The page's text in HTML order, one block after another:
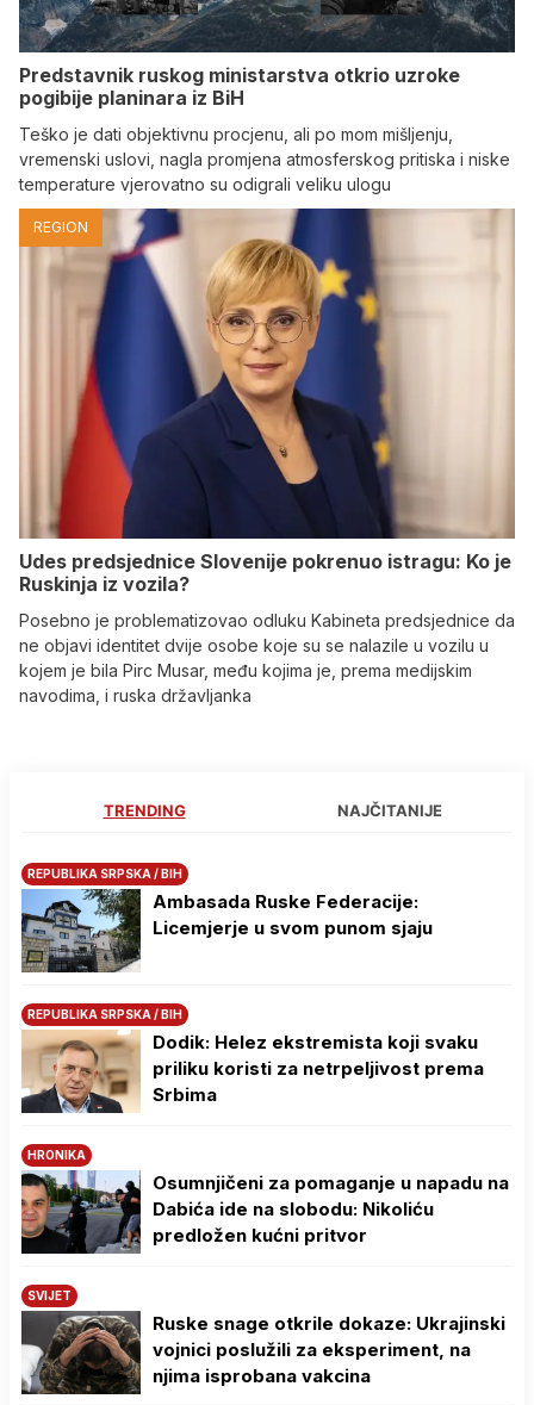
Predstavnik ruskog ministarstva otkrio uzroke
pogibije planinara iz BiH
Teško je dati objektivnu procjenu, ali po mom mišljenju,
vremenski uslovi, nagla promjena atmosferskog pritiska i niske
temperature vjerovatno su odigrali veliku ulogu
REGION
Udes predsjednice Slovenije pokrenuo istragu: Ko je
Ruskinja iz vozila?
Posebno je problematizovao odluku Kabineta predsjednice da
ne objavi identitet dvije osobe koje su se nalazile u vozilu u
kojem je bila Pirc Musar, među kojima je, prema medijskim
navodima, i ruska državljanka
TRENDING NAJČITANIJE
REPUBLIKA SRPSKA / BIH
Ambasada Ruske Federacije:
Licemjerje u svom punom sjaju
REPUBLIKA SRPSKA / BIH
Dodik: Helez ekstremista koji svaku
priliku koristi za netrpeljivost prema
Srbima
HRONIKA
Osumnjičeni za pomaganje u napadu na
Dabića ide na slobodu: Nikoliću
predložen kućni pritvor
SVIJET
Ruske snage otkrile dokaze: Ukrajinski
vojnici poslužili za eksperiment, na
njima isprobana vakcina